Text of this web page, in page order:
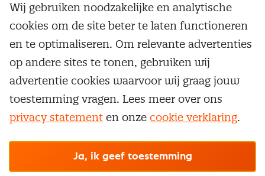
Service & contact
Over inkoop
Netwerk en communities
Aanmelden nieuwsbrief
Word lid van Nevi
Inkoop vacatures
Opzeggen lidmaatschap
Populaire thema's
Aanbesteden
Contractmanagement
Kostenmanagement
Onderhandelen
Supply management
Opleidingen en trainingen
Trainingen
Opleidingen
Maatwerk
Vrijstellingen
Cookievoorkeuren beherenOnzealgemene
© Nevi.nl
Wij gebruiken noodzakelijke en analytische
cookies om de site beter te laten functioneren
en te optimaliseren. Om relevante advertenties
op andere sites te tonen, gebruiken wij
advertentie cookies waarvoor wij graag jouw
toestemming vragen. Lees meer over ons
privacy statement en onze cookie verklaring.
Ja, ik geef toestemming